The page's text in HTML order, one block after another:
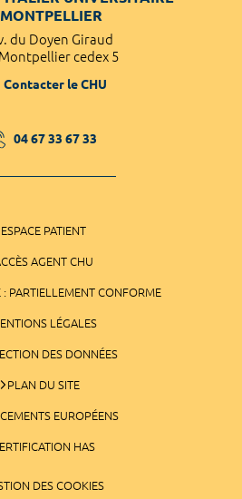
du Doyen Giraud
cedex 5
Contacter le CHU
04 67 33 67 33
ESPACE PATIENT
AGENT CHU
: PARTIELLEMENT CONFORME
LÉGALES
DES DONNÉES
PLAN DU SITE
EUROPÉENS
HAS
DES COOKIES